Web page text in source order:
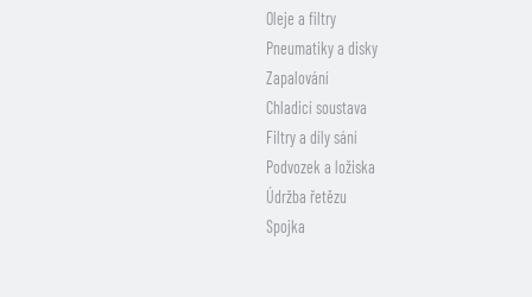
Oleje a filtry
Pneumatiky a disky
Zapalování
Chladicí soustava
Filtry a díly sání
Podvozek a ložiska
Údržba řetězu
Spojka